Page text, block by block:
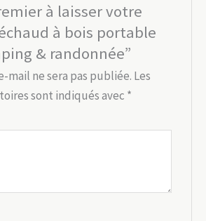
à laisser votre
à bois portable
& randonnée”
mail ne sera pas publiée. Les
sont indiqués avec *